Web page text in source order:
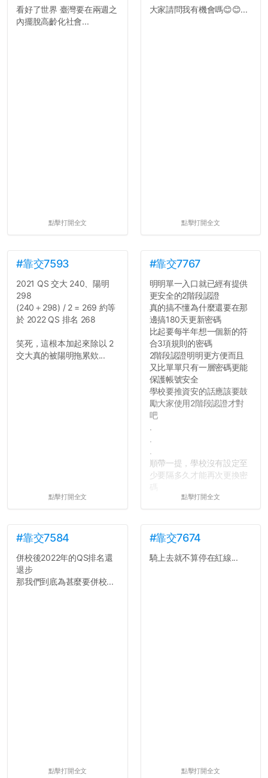
看好了世界 臺灣要在兩週之
內擺脫高齡化社會...
點擊打開全文
大家請問我有機會嗎😊😊...
點擊打開全文
#靠交7593
2021 QS 交大 240、陽明
298
(240＋298) / 2 = 269 約等
於 2022 QS 排名 268
笑死，這根本加起來除以 2
交大真的被陽明拖累欸...
點擊打開全文
#靠交7767
明明單一入口就已經有提供
更安全的2階段認證
真的搞不懂為什麼還要在那
邊搞180天更新密碼
比起要每半年想一個新的符
合3項規則的密碼
2階段認證明明更方便而且
又比單單只有一層密碼更能
保護帳號安全
學校要推資安的話應該要鼓
勵大家使用2階段認證才對
吧
.
.
.
順帶一提，學校沒有設定至
少要隔多久才能再次更換密
所以只要重新設定4次密碼
真是安全呢...
點擊打開全文
#靠交7584
併校後2022年的QS排名還
退步
那我們到底為甚麼要併校...
點擊打開全文
#靠交7674
騎上去就不算停在紅線...
點擊打開全文